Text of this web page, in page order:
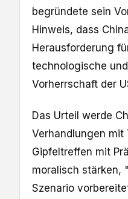
begründete sein
Hinweis, dass
Herausforderung
technologische
Vorherrschaft der
Das Urteil werde
Verhandlungen mit
Gipfeltreffen mit
moralisch stärken,
Szenario